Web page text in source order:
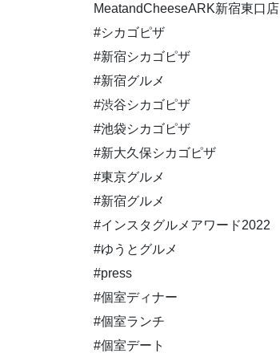
MeatandCheeseARK新宿東口店
#シカゴピザ
#新宿シカゴピザ
#新宿グルメ
#渋谷シカゴピザ
#池袋シカゴピザ
#新大久保シカゴピザ
#東京グルメ
#新宿グルメ
#インスタグルメアワード2022
#ゆうとグルメ
#press
#個室ディナー
#個室ランチ
#個室デート